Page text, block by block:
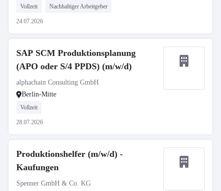
Vollzeit Nachhaltiger Arbeitgeber
24.07.2026
SAP SCM Produktionsplanung
(APO oder S/4 PPDS) (m/w/d)
alphachain Consulting GmbH
Berlin-Mitte
Vollzeit
28.07.2026
Produktionshelfer (m/w/d) -
Kaufungen
Spenner GmbH & Co. KG